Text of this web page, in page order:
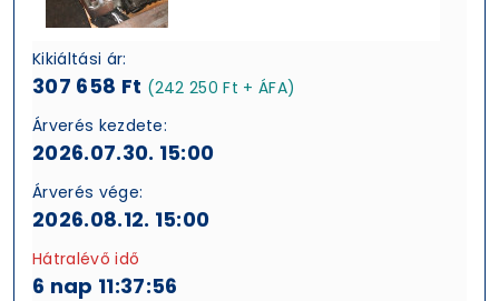
Kikiáltási ár:
307 658 Ft (242 250 Ft + ÁFA)
Árverés kezdete:
2026.07.30. 15:00
Árverés vége:
2026.08.12. 15:00
Hátralévő idő
6 nap 11:37:56